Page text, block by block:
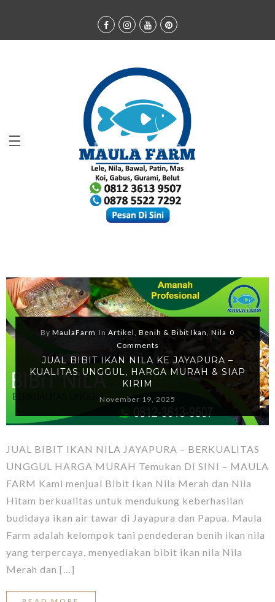
By MaulaFarm In Artikel, Benih & Bibit Ikan, Nila 0
Comments
JUAL BIBIT IKAN NILA KE JAYAPURA –
KUALITAS UNGGUL, HARGA MURAH & SIAP
KIRIM
November 19, 2025
JUAL BIBIT IKAN NILA JAYAPURA – BERKUALITAS
UNGGUL HARGA MURAH Temukan DI SINI – MAULA
FARM Kami menjual Bibit Ikan Nila Merah dan Nila
Hitam berkualitas untuk mendukung keberhasilan
budidaya ikan air tawar di Jayapura dan Papua. Maula
Farm adalah kelompok tani pendederan benih ikan nila
yang terpercaya, menyediakan bibit ikan nila Nila
Merah dan […]